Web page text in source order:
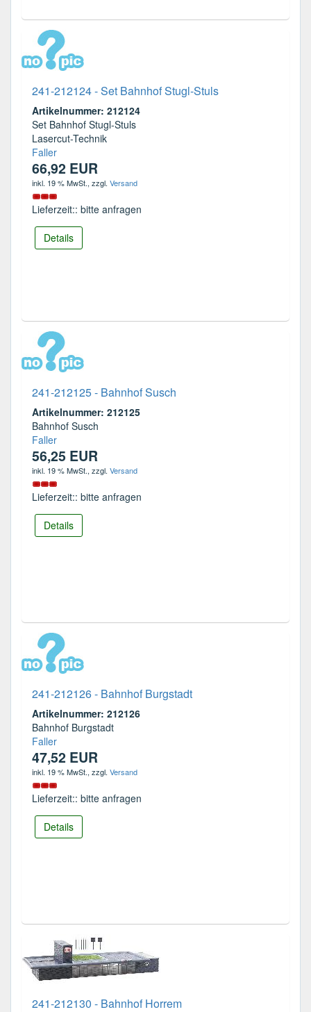
241-212124 - Set Bahnhof Stugl-Stuls
Artikelnummer: 212124
Set Bahnhof Stugl-Stuls
Lasercut-Technik
Faller
66,92 EUR
inkl. 19 % MwSt., zzgl. Versand
Lieferzeit:: bitte anfragen
Details
241-212125 - Bahnhof Susch
Artikelnummer: 212125
Bahnhof Susch
Faller
56,25 EUR
inkl. 19 % MwSt., zzgl. Versand
Lieferzeit:: bitte anfragen
Details
241-212126 - Bahnhof Burgstadt
Artikelnummer: 212126
Bahnhof Burgstadt
Faller
47,52 EUR
inkl. 19 % MwSt., zzgl. Versand
Lieferzeit:: bitte anfragen
Details
241-212130 - Bahnhof Horrem